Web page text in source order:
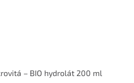
– BIO hydrolát 200 ml